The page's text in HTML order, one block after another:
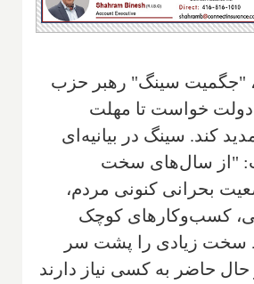
"جگمیت سینگ" رهبر حزب
دولت خواست تا مهلت
کند. سینگ در بیانیه‌ای
"از سال‌های سخت
بحرانی کنونی مردم،
کسب‌وکارهای کوچک
سخت زیادی را پشت سر
حال حاضر به کسی نیاز دارند